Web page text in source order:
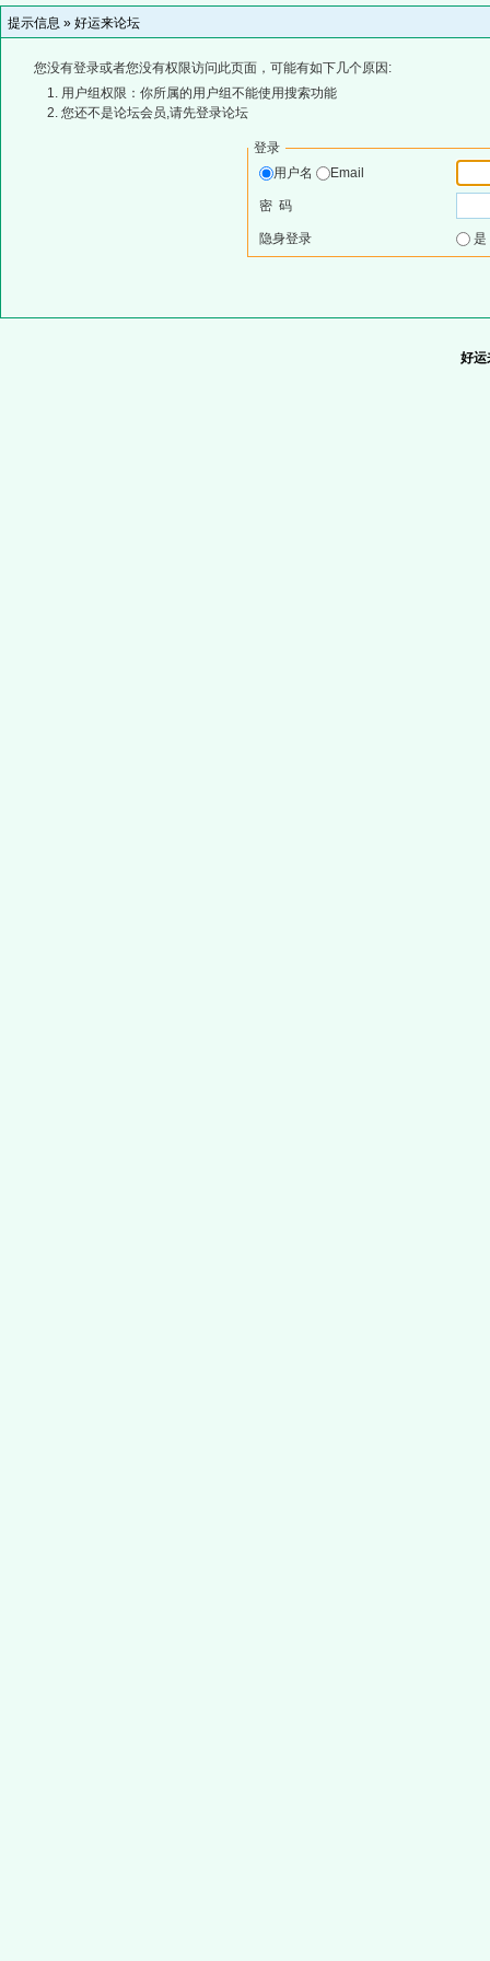
提示信息 » 好运来论坛
您没有登录或者您没有权限访问此页面，可能有如下几个原因:
用户组权限：你所属的用户组不能使用搜索功能
您还不是论坛会员,请先登录论坛
登录
用户名
Email
密 码
隐身登录
好